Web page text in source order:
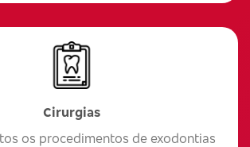
Cirurgias
os procedimentos de exodontias